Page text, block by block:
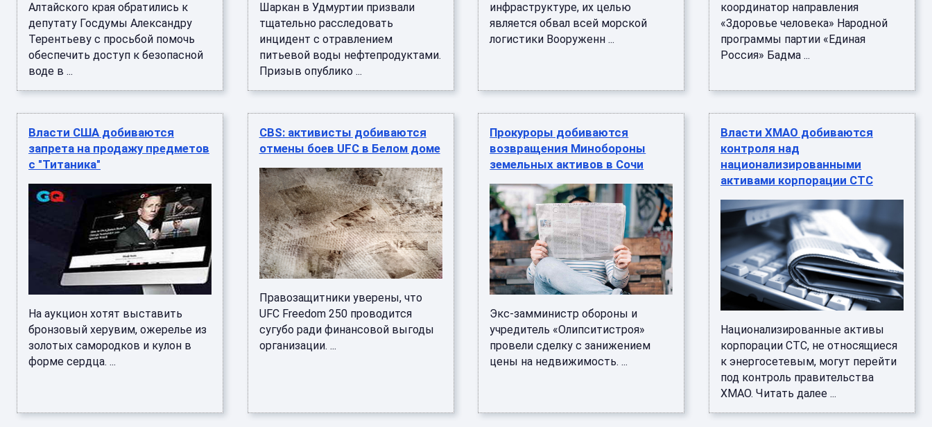
Алтайского края обратились к
депутату Госдумы Александру
Терентьеву с просьбой помочь
обеспечить доступ к безопасной
воде в ...
Шаркан в Удмуртии призвали
тщательно расследовать
инцидент с отравлением
питьевой воды нефтепродуктами.
Призыв опублико ...
инфраструктуре, их целью
является обвал всей морской
логистики Вооруженн ...
координатор направления
«Здоровье человека» Народной
программы партии «Единая
Россия» Бадма ...
Власти США добиваются
запрета на продажу предметов
с "Титаника"
На аукцион хотят выставить
бронзовый херувим, ожерелье из
золотых самородков и кулон в
форме сердца. ...
CBS: активисты добиваются
отмены боев UFC в Белом доме
Правозащитники уверены, что
UFC Freedom 250 проводится
сугубо ради финансовой выгоды
организации. ...
Прокуроры добиваются
возвращения Минобороны
земельных активов в Сочи
Экс-замминистр обороны и
учредитель «Олипситистроя»
провели сделку с занижением
цены на недвижимость. ...
Власти ХМАО добиваются
контроля над
национализированными
активами корпорации СТС
Национализированные активы
корпорации СТС, не относящиеся
к энергосетевым, могут перейти
под контроль правительства
ХМАО. Читать далее ...